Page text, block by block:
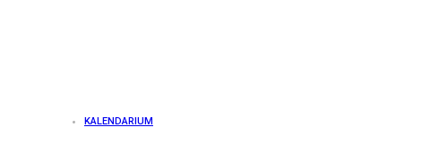
KALENDARIUM